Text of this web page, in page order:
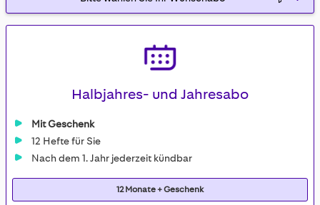
Halbjahres- und Jahresabo
Mit Geschenk
12 Hefte für Sie
Nach dem 1. Jahr jederzeit kündbar
12 Monate + Geschenk